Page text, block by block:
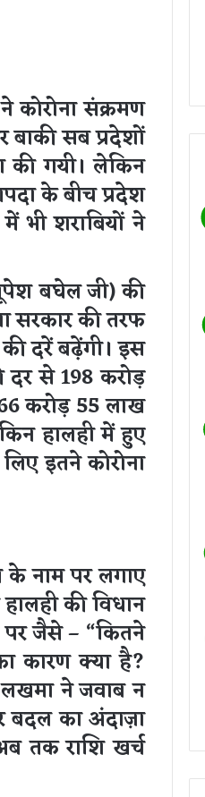
संक्रमण
सब प्रदेशों
की गयी। लेकिन
के बीच प्रदेश
भी शराबियों ने
बघेल जी) की
सरकार की तरफ
दरें बढ़ेंगी। इस
दर से 198 करोड़
करोड़ 55 लाख
हालही में हुए
इतने कोरोना
के नाम पर लगाए
की विधान
पर जैसे – “कितने
कारण क्या है?
ने जवाब न
बदल का अंदाज़ा
तक राशि खर्च